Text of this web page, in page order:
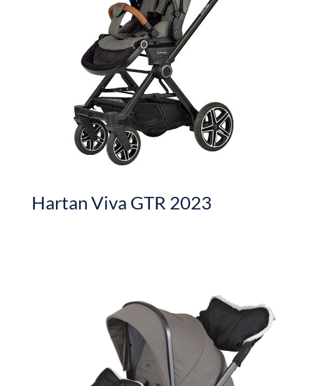
Hartan Viva GTR 2023